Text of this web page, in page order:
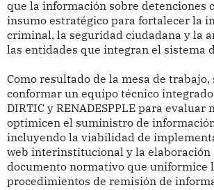
que la información sobre detenciones
insumo estratégico para fortalecer la
criminal, la seguridad ciudadana y la
las entidades que integran el sistema
Como resultado de la mesa de trabajo,
conformar un equipo técnico integrado
DIRTIC y RENADESPPLE para evaluar
optimicen el suministro de
incluyendo la viabilidad de
web interinstitucional y la elaboración
documento normativo que uniformice
procedimientos de remisión de